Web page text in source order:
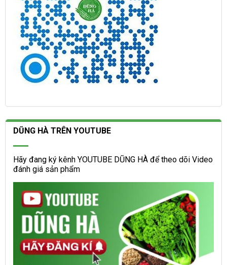
DŨNG HÀ TRÊN YOUTUBE
Hãy đang ký kênh YOUTUBE DŨNG HÀ để theo dõi Video
đánh giá sản phẩm